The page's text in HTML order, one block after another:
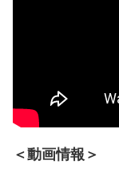
＜動画情報＞